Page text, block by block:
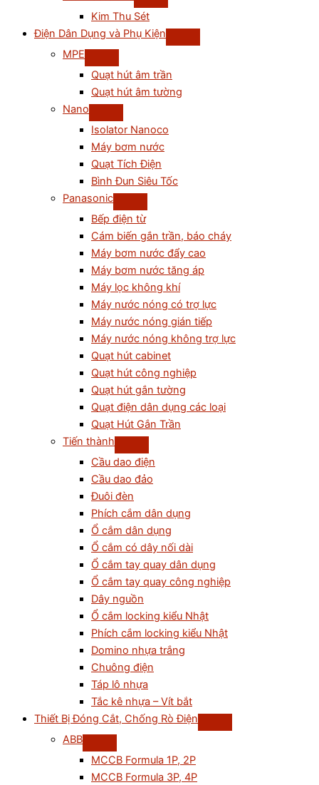
Kim Thu Sét
Điện Dân Dụng và Phụ Kiện
MPE
Quạt hút âm trần
Quạt hút âm tường
Nano
Isolator Nanoco
Máy bơm nước
Quạt Tích Điện
Bình Đun Siêu Tốc
Panasonic
Bếp điện từ
Cám biến gắn trần, báo cháy
Máy bơm nước đẩy cao
Máy bơm nước tăng áp
Máy lọc không khí
Máy nước nóng có trợ lực
Máy nước nóng gián tiếp
Máy nước nóng không trợ lực
Quạt hút cabinet
Quạt hút công nghiệp
Quạt hút gắn tường
Quạt điện dân dụng các loại
Quạt Hút Gắn Trần
Tiến thành
Cầu dao điện
Cầu dao đảo
Đuôi đèn
Phích cắm dân dụng
Ổ cắm dân dụng
Ổ cắm có dây nối dài
Ổ cắm tay quay dân dụng
Ổ cắm tay quay công nghiệp
Dây nguồn
Ổ cắm locking kiểu Nhật
Phích cắm locking kiểu Nhật
Domino nhựa trắng
Chuông điện
Táp lô nhựa
Tắc kê nhựa – Vít bắt
Thiết Bị Đóng Cắt, Chống Rò Điện
ABB
MCCB Formula 1P, 2P
MCCB Formula 3P, 4P